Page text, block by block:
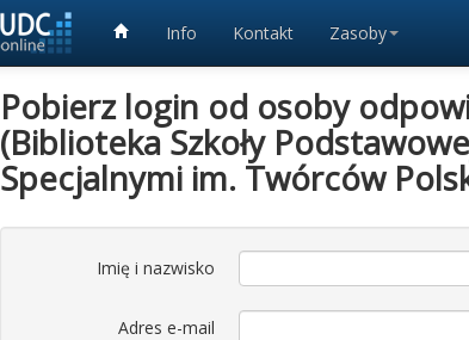
Info Kontakt Zasoby
Pobierz login od osoby
(Biblioteka Szkoły
Specjalnymi im. Twórców
Imię i nazwisko
Adres e-mail